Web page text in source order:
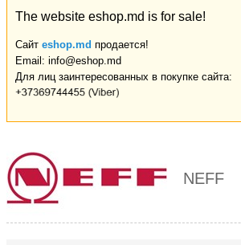
The website eshop.md is for sale!
Сайт eshop.md продается!
Email: info@eshop.md
Для лиц заинтересованных в покупке сайта:
NEFF